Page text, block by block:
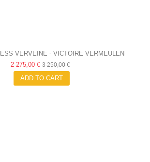
VERVEINE - VICTOIRE VERMEULEN
2 275,00 € 3 250,00 €
ADD TO CART